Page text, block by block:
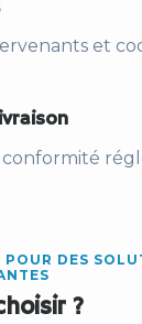
POUR DES
?
et